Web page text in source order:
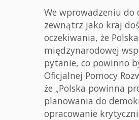
We wprowadzeniu do
zewnątrz jako kraj
oczekiwania, że
międzynarodowej
pytanie, co powinno
Oficjalnej Pomocy
że „Polska powinna
planowania do
opracowanie